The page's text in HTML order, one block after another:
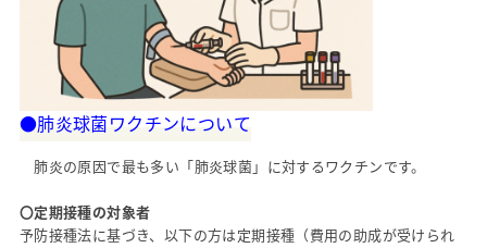
●肺炎球菌ワクチンについて
肺炎の原因で最も多い「肺炎球菌」に対するワクチンです。
〇定期接種の対象者
予防接種法に基づき、以下の方は定期接種（費用の助成が受けられ